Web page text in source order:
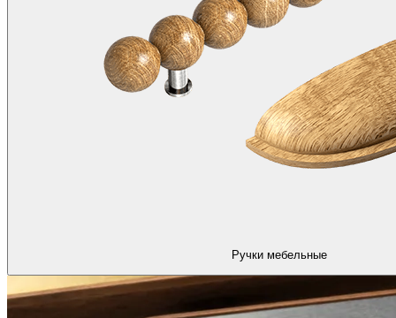
Ручки мебельные